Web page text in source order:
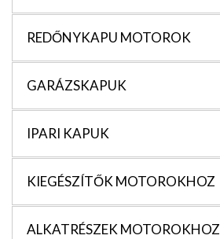
REDŐNYKAPU MOTOROK
GARÁZSKAPUK
IPARI KAPUK
KIEGÉSZÍTŐK MOTOROKHOZ
ALKATRÉSZEK MOTOROKHOZ